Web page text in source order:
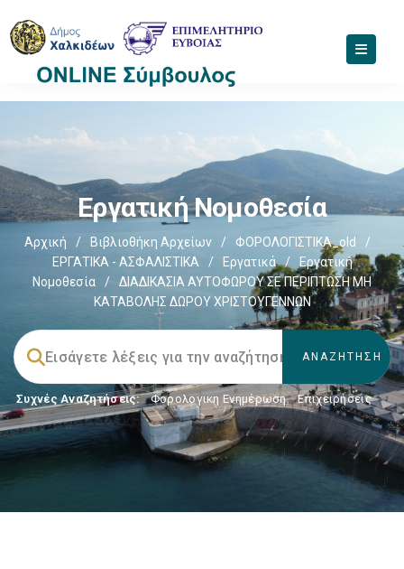
Εργατική Νομοθεσία
Αρχική / Βιβλιοθήκη Αρχείων / ΦΟΡΟΛΟΓΙΣΤΙΚΑ_old
/
ΕΡΓΑΤΙΚΑ - ΑΣΦΑΛΙΣΤΙΚΑ
/ Εργατικά /
Εργατική
Νομοθεσία
/
ΔΙΑΔΙΚΑΣΙΑ ΑΥΤΟΦΩΡΟΥ ΣΕ ΠΕΡΙΠΤΩΣΗ ΜΗ
ΚΑΤΑΒΟΛΗΣ ΔΩΡΟΥ ΧΡΙΣΤΟΥΓΕΝΝΩΝ
Συχνές Αναζητήσεις: Φορολογικη Ενημέρωση, Επιχειρήσεις